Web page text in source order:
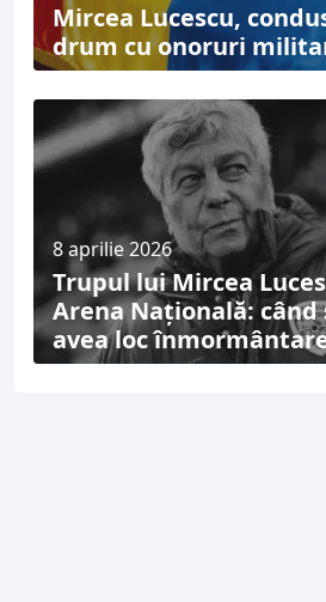
Mircea Lucescu,
drum cu onoruri
8 aprilie 2026
Trupul lui Mircea
Arena Națională: când
avea loc